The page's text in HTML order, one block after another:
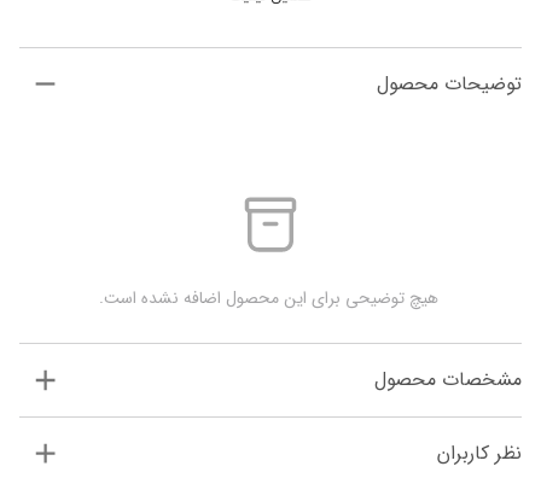
توضیحات محصول
هیچ توضیحی برای این محصول اضافه نشده است.
مشخصات محصول
نظر کاربران